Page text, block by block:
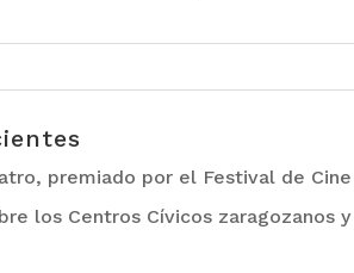
premiado por el Festival de
los Centros Cívicos zaragozanos